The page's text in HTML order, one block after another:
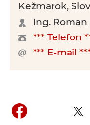
Kežmarok,
Ing. Roman
*** Telefon
*** E-mail ***